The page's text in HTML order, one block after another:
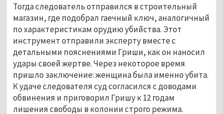
Тогда следователь отправился в строительный
магазин, где подобрал гаечный ключ, аналогичный
по характеристикам орудию убийства. Этот
инструмент отправили эксперту вместе с
детальными пояснениями Гриши, как он наносил
удары своей жертве. Через некоторое время
пришло заключение: женщина была именно убита.
К удаче следователя суд согласился с доводами
обвинения и приговорил Гришу к 12 годам
лишения свободы в колонии строго режима.